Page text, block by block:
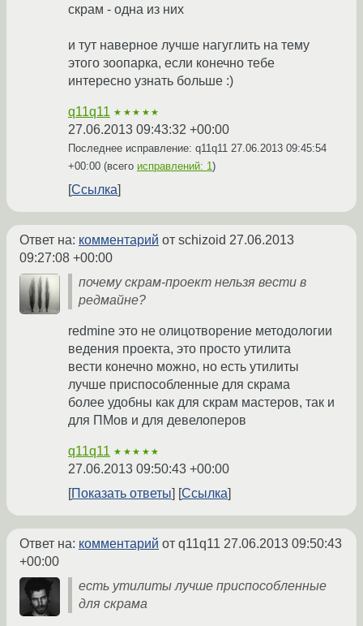
скрам - одна из них
и тут наверное лучше нагуглить на тему
этого зоопарка, если конечно тебе
интересно узнать больше :)
q11q11 ★★★★★
27.06.2013 09:43:32 +00:00
Последнее исправление: q11q11 27.06.2013 09:45:54
+00:00 (всего исправлений: 1)
Ссылка
Ответ на: комментарий от schizoid 27.06.2013
09:27:08 +00:00
почему скрам-проект нельзя вести в
редмайне?
redmine это не олицотворение методологии
ведения проекта, это просто утилита
вести конечно можно, но есть утилиты
лучше приспособленные для скрама
более удобны как для скрам мастеров, так и
для ПМов и для девелоперов
q11q11 ★★★★★
27.06.2013 09:50:43 +00:00
Показать ответы
Ссылка
Ответ на: комментарий от q11q11 27.06.2013 09:50:43
+00:00
есть утилиты лучше приспособленные
для скрама